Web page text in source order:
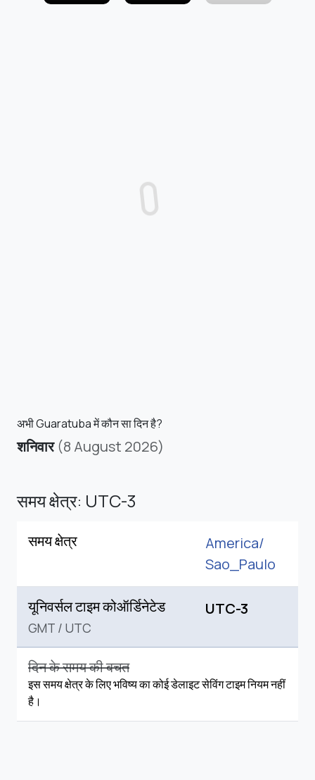
अभी Guaratuba में कौन सा दिन है?
शनिवार (8 August 2026)
समय क्षेत्र: UTC-3
समय क्षेत्र
America/
Sao_Paulo
यूनिवर्सल टाइम कोऑर्डिनेटेड
GMT / UTC
UTC-3
दिन के समय की बचत
इस समय क्षेत्र के लिए भविष्य का कोई डेलाइट सेविंग टाइम नियम नहीं
है।